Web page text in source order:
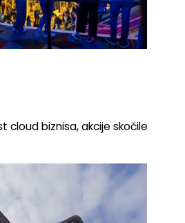
cloud biznisa, akcije skočile